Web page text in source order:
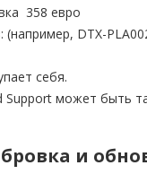
358 евро
(например, DTX-
себя.
может быть
и